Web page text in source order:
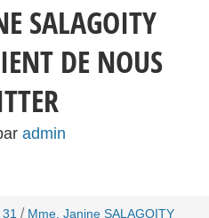
SALAGOITY
DE NOUS
admin
31 / Mme. Janine SALAGOITY